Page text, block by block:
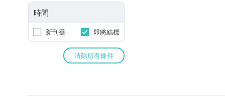
時間
新刊登 即將結標
清除所有條件